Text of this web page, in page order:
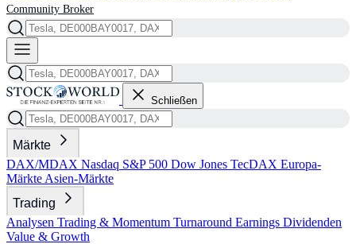
Community Broker
Schließen
Märkte
DAX/MDAX Nasdaq S&P 500 Dow Jones TecDAX Europa-
Märkte Asien-Märkte
Trading
Analysen Trading & Momentum Turnaround Earnings Dividenden
Value & Growth